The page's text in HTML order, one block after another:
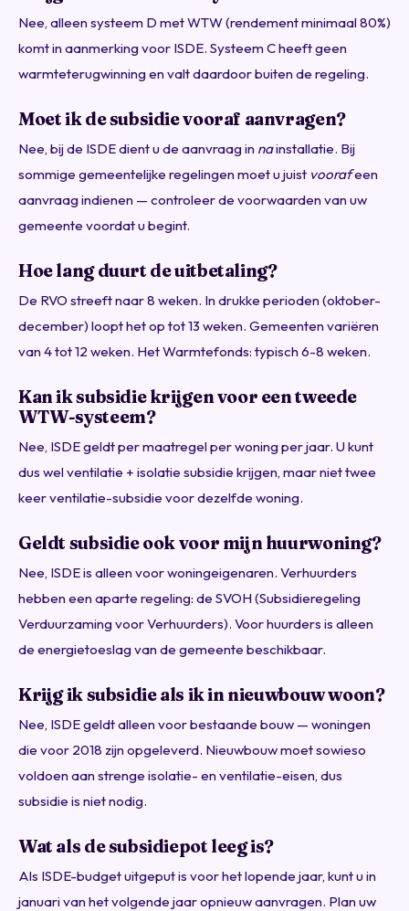
Nee, alleen systeem D met WTW (rendement minimaal 80%)
komt in aanmerking voor ISDE. Systeem C heeft geen
warmteterugwinning en valt daardoor buiten de regeling.
Moet ik de subsidie vooraf aanvragen?
Nee, bij de ISDE dient u de aanvraag in nainstallatie. Bij
sommige gemeentelijke regelingen moet u juist voorafeen
aanvraag indienen — controleer de voorwaarden van uw
gemeente voordat u begint.
Hoe lang duurt de uitbetaling?
De RVO streeft naar 8 weken. In drukke perioden (oktober-
december) loopt het op tot 13 weken. Gemeenten variëren
van 4 tot 12 weken. Het Warmtefonds: typisch 6-8 weken.
Kan ik subsidie krijgen voor een tweede
WTW-systeem?
Nee, ISDE geldt per maatregel per woning per jaar. U kunt
dus wel ventilatie + isolatie subsidie krijgen, maar niet twee
keer ventilatie-subsidie voor dezelfde woning.
Geldt subsidie ook voor mijn huurwoning?
Nee, ISDE is alleen voor woningeigenaren. Verhuurders
hebben een aparte regeling: de SVOH (Subsidieregeling
Verduurzaming voor Verhuurders). Voor huurders is alleen
de energietoeslag van de gemeente beschikbaar.
Krijg ik subsidie als ik in nieuwbouw woon?
Nee, ISDE geldt alleen voor bestaande bouw — woningen
die voor 2018 zijn opgeleverd. Nieuwbouw moet sowieso
voldoen aan strenge isolatie- en ventilatie-eisen, dus
subsidie is niet nodig.
Wat als de subsidiepot leeg is?
Als ISDE-budget uitgeput is voor het lopende jaar, kunt u in
januari van het volgende jaar opnieuw aanvragen. Plan uw